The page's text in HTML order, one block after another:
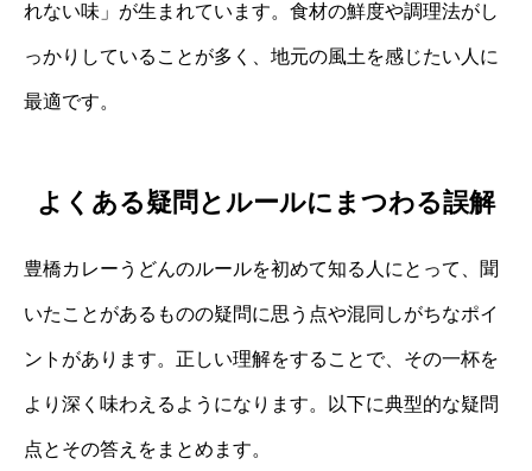
れない味」が生まれています。食材の鮮度や調理法がし
っかりしていることが多く、地元の風土を感じたい人に
最適です。
よくある疑問とルールにまつわる誤解
豊橋カレーうどんのルールを初めて知る人にとって、聞
いたことがあるものの疑問に思う点や混同しがちなポイ
ントがあります。正しい理解をすることで、その一杯を
より深く味わえるようになります。以下に典型的な疑問
点とその答えをまとめます。